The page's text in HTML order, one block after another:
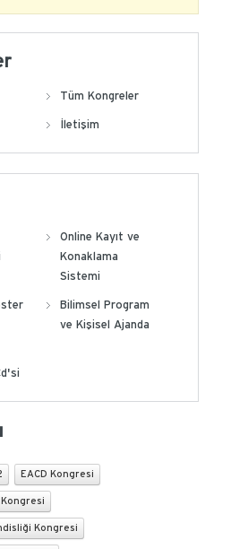
Tüm Kongreler
İletişim
Online Kayıt ve
Konaklama
Sistemi
Bilimsel Program
ve Kişisel Ajanda
EACD Kongresi
Kongresi